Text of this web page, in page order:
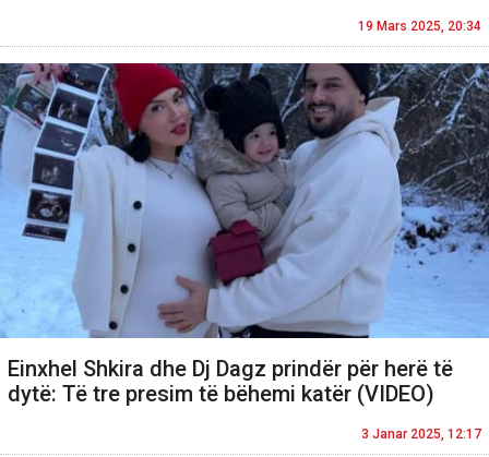
19 Mars 2025, 20:34
Einxhel Shkira dhe Dj Dagz prindër për herë të
dytë: Të tre presim të bëhemi katër (VIDEO)
3 Janar 2025, 12:17